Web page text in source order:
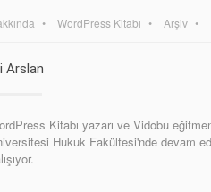
WordPress Kitabı Arşiv
Arslan
Kitabı yazarı ve Vidobu
Hukuk Fakültesi'nde devam